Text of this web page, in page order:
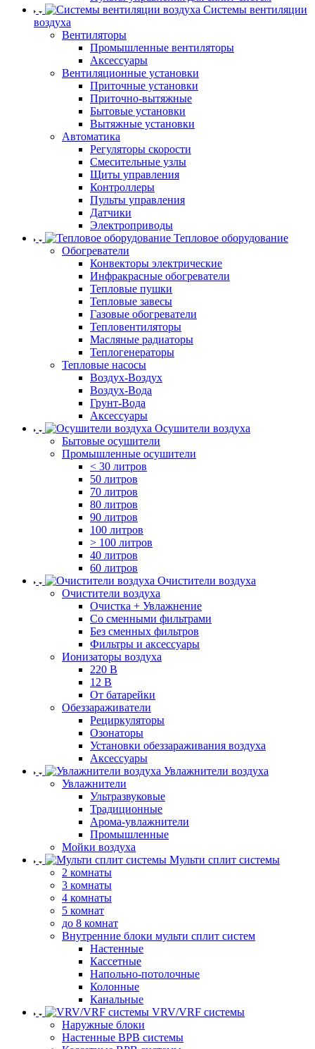
Системы вентиляции
воздуха
Вентиляторы
Промышленные вентиляторы
Аксессуары
Вентиляционные установки
Приточные установки
Приточно-вытяжные
Бытовые установки
Вытяжные установки
Автоматика
Регуляторы скорости
Смесительные узлы
Щиты управления
Контроллеры
Пульты управления
Датчики
Электроприводы
Тепловое оборудование
Обогреватели
Конвекторы электрические
Инфракрасные обогреватели
Тепловые пушки
Тепловые завесы
Газовые обогреватели
Тепловентиляторы
Масляные радиаторы
Теплогенераторы
Тепловые насосы
Воздух-Воздух
Воздух-Вода
Грунт-Вода
Аксессуары
Осушители воздуха
Бытовые осушители
Промышленные осушители
< 30 литров
50 литров
70 литров
80 литров
90 литров
100 литров
> 100 литров
40 литров
60 литров
Очистители воздуха
Очистители воздуха
Очистка + Увлажнение
Cо сменными фильтрами
Без сменных фильтров
Фильтры и аксессуары
Ионизаторы воздуха
220 В
12 В
От батарейки
Обеззараживатели
Рециркуляторы
Озонаторы
Установки обеззараживания воздуха
Аксессуары
Увлажнители воздуха
Увлажнители
Ультразвуковые
Традиционные
Арома-увлажнители
Промышленные
Мойки воздуха
Мульти сплит системы
2 комнаты
3 комнаты
4 комнаты
5 комнат
до 8 комнат
Внутренние блоки мульти сплит систем
Настенные
Кассетные
Напольно-потолочные
Колонные
Канальные
VRV/VRF системы
Наружные блоки
Настенные ВРВ системы